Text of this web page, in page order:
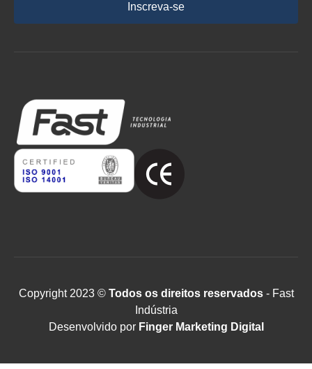
Inscreva-se
Copyright 2023 ©Todos os direitos reservados- Fast
Indústria
Desenvolvido por Finger Marketing Digital